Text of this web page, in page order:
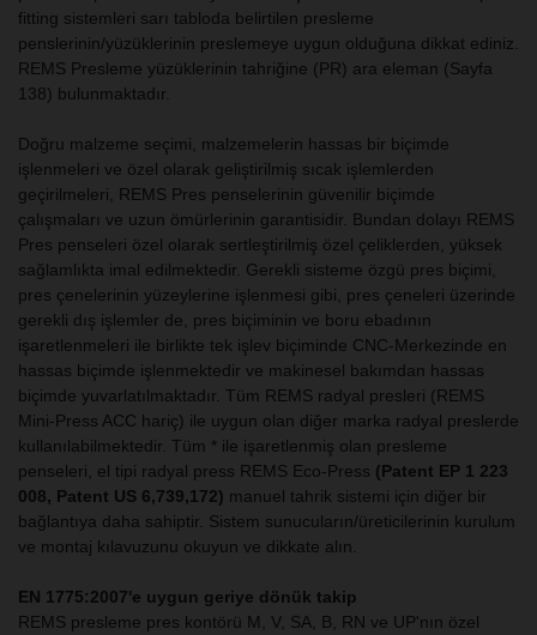
fitting sistemleri sarı tabloda belirtilen presleme
penslerinin/yüzüklerinin preslemeye uygun olduğuna dikkat ediniz.
REMS Presleme yüzüklerinin tahriğine (PR) ara eleman (Sayfa
138) bulunmaktadır.
Doğru malzeme seçimi, malzemelerin hassas bir biçimde
işlenmeleri ve özel olarak geliştirilmiş sıcak işlemlerden
geçirilmeleri, REMS Pres penselerinin güvenilir biçimde
çalışmaları ve uzun ömürlerinin garantisidir. Bundan dolayı REMS
Pres penseleri özel olarak sertleştirilmiş özel çeliklerden, yüksek
sağlamlıkta imal edilmektedir. Gerekli sisteme özgü pres biçimi,
pres çenelerinin yüzeylerine işlenmesi gibi, pres çeneleri üzerinde
gerekli dış işlemler de, pres biçiminin ve boru ebadının
işaretlenmeleri ile birlikte tek işlev biçiminde CNC-Merkezinde en
hassas biçimde işlenmektedir ve makinesel bakımdan hassas
biçimde yuvarlatılmaktadır. Tüm REMS radyal presleri (REMS
Mini-Press ACC hariç) ile uygun olan diğer marka radyal preslerde
kullanılabilmektedir. Tüm * ile işaretlenmiş olan presleme
penseleri, el tipi radyal press REMS Eco-Press (Patent EP 1 223
008, Patent US 6,739,172) manuel tahrik sistemi için diğer bir
bağlantıya daha sahiptir. Sistem sunucuların/üreticilerinin kurulum
ve montaj kılavuzunu okuyun ve dikkate alın.
EN 1775:2007'e uygun geriye dönük takip
REMS presleme pres kontörü M, V, SA, B, RN ve UP'nın özel